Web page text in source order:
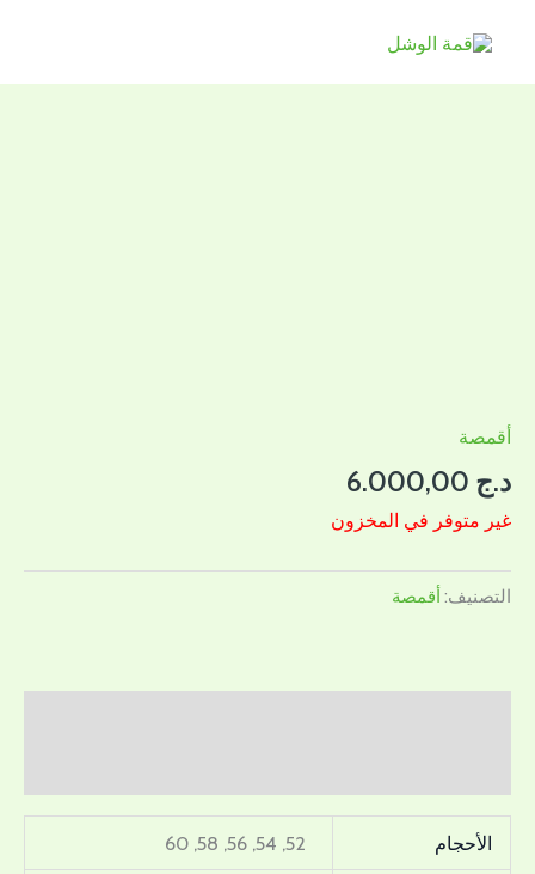
المحتوى
أقمصة
د.ج
غير متوفر في المخزون
التصنيف: أقمصة
الأحجام 52, 54, 56, 58, 60